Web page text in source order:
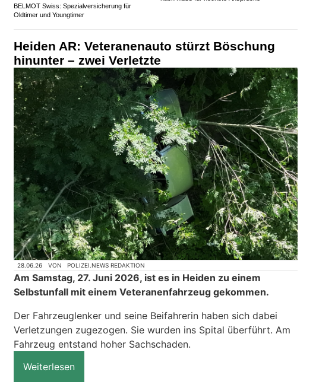
BELMOT Swiss: Spezialversicherung für
Oldtimer und Youngtimer
Heiden AR: Veteranenauto stürzt Böschung
hinunter – zwei Verletzte
28.06.26 VON POLIZEI.NEWS REDAKTION
Am Samstag, 27. Juni 2026, ist es in Heiden zu einem
Selbstunfall mit einem Veteranenfahrzeug gekommen.
Der Fahrzeuglenker und seine Beifahrerin haben sich dabei
Verletzungen zugezogen. Sie wurden ins Spital überführt. Am
Fahrzeug entstand hoher Sachschaden.
Weiterlesen